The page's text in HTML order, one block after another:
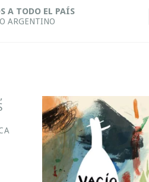
A TODO EL PAÍS
ARGENTINO